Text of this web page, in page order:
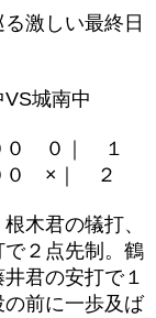
激しい最終日
VS城南中
０ ０｜ １
０ ×｜ ２
木君の犠打、
で２点先制。鶴
君の安打で１
前に一歩及ば